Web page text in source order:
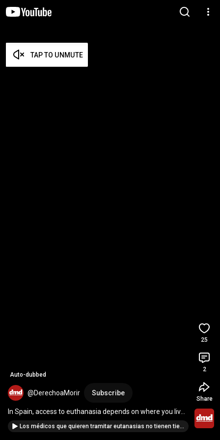
TAP TO UNMUTE
Auto-dubbed
@DerechoaMorir Subscribe
In Spain, access to euthanasia depends on where you live |
DMD
Los médicos que quieren tramitar eutanasias no tienen tiempo para hacerlo | DMD
25
2
Share